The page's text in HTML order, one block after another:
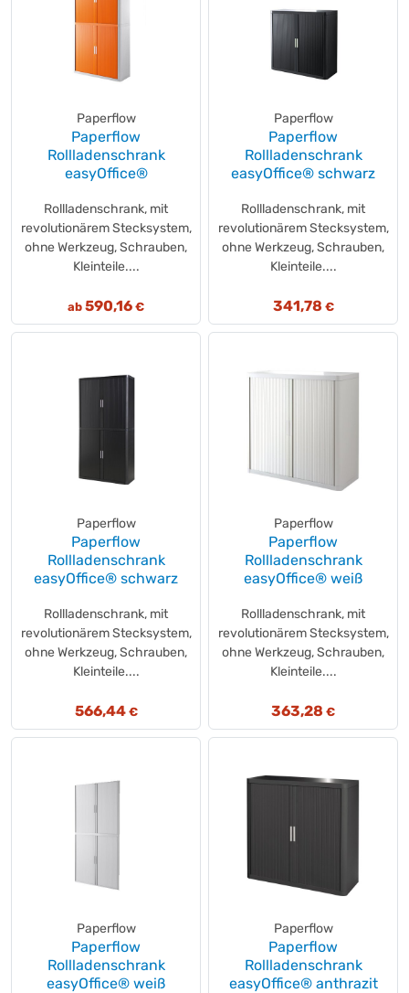
Paperflow
Paperflow
Rollladenschrank
easyOffice®
Rollladenschrank, mit
revolutionärem Stecksystem,
ohne Werkzeug, Schrauben,
Kleinteile....
ab 590,16 €
Paperflow
Paperflow
Rollladenschrank
easyOffice® schwarz
Rollladenschrank, mit
revolutionärem Stecksystem,
ohne Werkzeug, Schrauben,
Kleinteile....
341,78 €
Paperflow
Paperflow
Rollladenschrank
easyOffice® schwarz
Rollladenschrank, mit
revolutionärem Stecksystem,
ohne Werkzeug, Schrauben,
Kleinteile....
566,44€
Paperflow
Paperflow
Rollladenschrank
easyOffice® weiß
Rollladenschrank, mit
revolutionärem Stecksystem,
ohne Werkzeug, Schrauben,
Kleinteile....
363,28 €
Paperflow
Paperflow
Rollladenschrank
easyOffice® weiß
Paperflow
Paperflow
Rollladenschrank
easyOffice® anthrazit